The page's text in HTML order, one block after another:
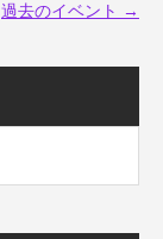
過去のイベント →